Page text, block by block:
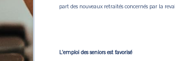
part des nouveaux retraités concernés par la
L'emploi des seniors est favorisé